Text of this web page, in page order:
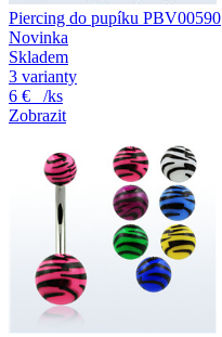
Piercing do pupíku PBV00590
Novinka
Skladem
3 varianty
6 €
/ks
Zobrazit